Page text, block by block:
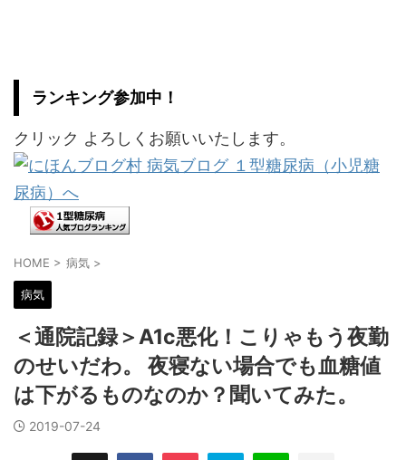
ランキング参加中！
クリック よろしくお願いいたします。
HOME > 病気 >
病気
＜通院記録＞A1c悪化！こりゃもう夜勤
のせいだわ。 夜寝ない場合でも血糖値
は下がるものなのか？聞いてみた。
2019-07-24